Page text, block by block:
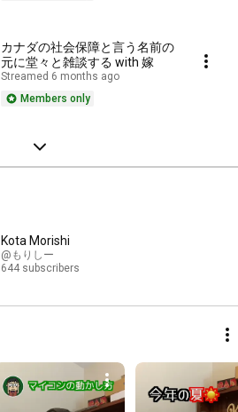
カナダの社会保障と言う名前の
元に堂々と雑談する with 嫁
Streamed 6 months ago
Members only
Kota Morishi
@もりしー
644 subscribers